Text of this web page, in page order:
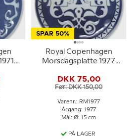
SPAR 50%
Royal Copenhagen
Morsdagsplatte 1977
DKK 75,00
Før: DKK 150,00
Varenr.: RM1977
Årgang: 1977
Mål: Ø: 15 cm
PÅ LAGER